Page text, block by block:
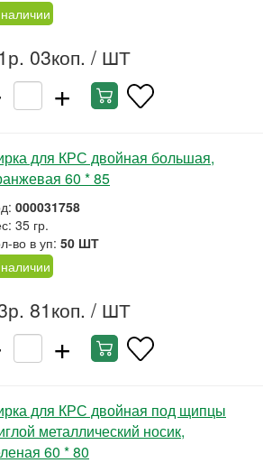
03коп. / ШТ
+
для КРС двойная большая,
60 * 85
000031758
35 гр.
во в уп: 50 ШТ
81коп. / ШТ
+
для КРС двойная под щипцы
металлический носик,
60 * 80